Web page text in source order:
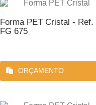
Forma PET Cristal - Ref.
FG 675
ORÇAMENTO